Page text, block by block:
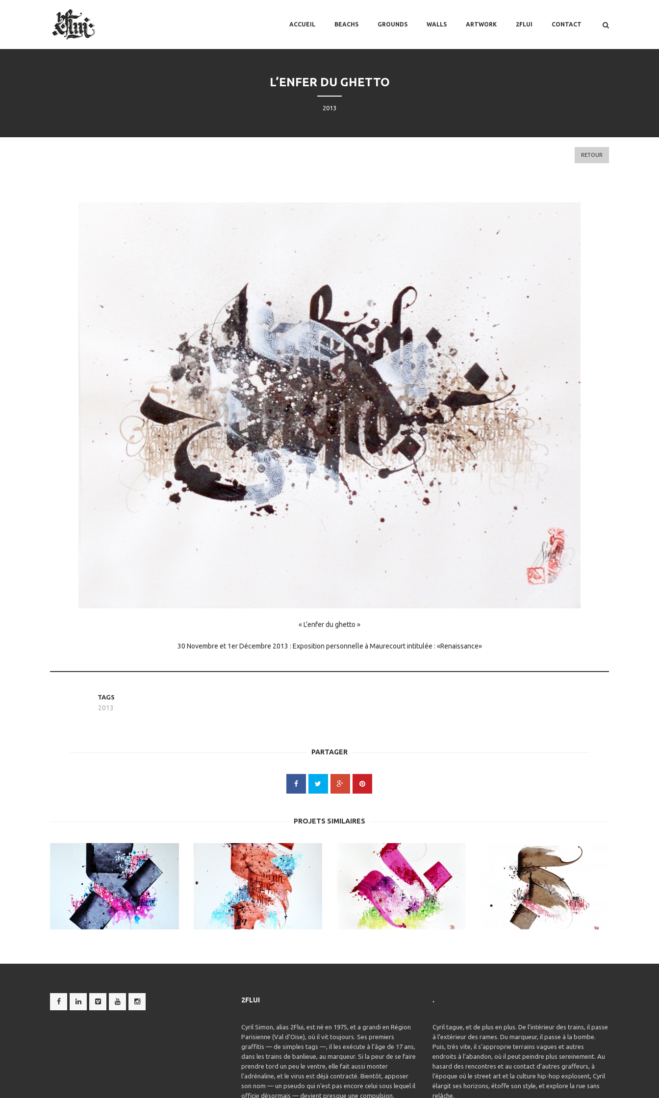
SKIP TO PRIMARY CONTENT
SKIP TO SECONDARY CONTENT
ACCUEIL BEACHS GROUNDS WALLS ARTWORK 2FLUI CONTACT
L’ENFER DU GHETTO
2013
RETOUR
« L’enfer du ghetto »
30 Novembre et 1er Décembre 2013 : Exposition personnelle à Maurecourt intitulée : «Renaissance»
TAGS
2013
PARTAGER
PROJETS SIMILAIRES
2FLUI
Cyril Simon, alias 2Flui, est né en 1975, et a grandi en Région
Parisienne (Val d’Oise), où il vit toujours. Ses premiers
graffitis — de simples tags —, il les exécute à l’âge de 17 ans,
dans les trains de banlieue, au marqueur. Si la peur de se faire
prendre tord un peu le ventre, elle fait aussi monter
l’adrénaline, et le virus est déjà contracté. Bientôt, apposer
son nom — un pseudo qui n’est pas encore celui sous lequel il
officie désormais — devient presque une compulsion.
.
Cyril tague, et de plus en plus. De l’intérieur des trains, il passe
à l’extérieur des rames. Du marqueur, il passe à la bombe.
Puis, très vite, il s’approprie terrains vagues et autres
endroits à l’abandon, où il peut peindre plus sereinement. Au
hasard des rencontres et au contact d’autres graffeurs, à
l’époque où le street art et la culture hip-hop explosent, Cyril
élargit ses horizons, étoffe son style, et explore la rue sans
relâche.